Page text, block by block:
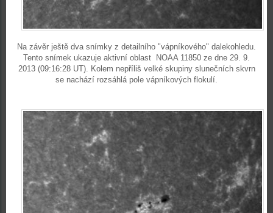
Na závěr ještě dva snímky z detailního "vápníkového" dalekohledu.
Tento snímek ukazuje aktivní oblast NOAA 11850 ze dne 29. 9.
2013 (09:16:28 UT). Kolem nepříliš velké skupiny slunečních skvrn
se nachází rozsáhlá pole vápníkových flokulí.